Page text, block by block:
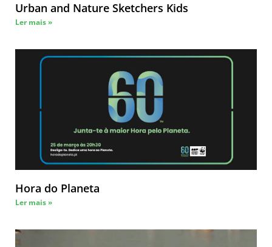
Urban and Nature Sketchers Kids
Ler mais »
Hora do Planeta
Ler mais »